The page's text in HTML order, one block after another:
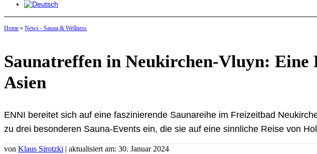
Home » News - Sauna & Wellness
Saunatreffen in Neukirchen-Vluyn: Eine
Asien
ENNI bereitet sich auf eine faszinierende Saunareihe im Freizeitbad
zu drei besonderen Sauna-Events ein, die sie auf eine sinnliche Reise von
von Klaus Sirotzki | aktualisiert am: 30. Januar 2024